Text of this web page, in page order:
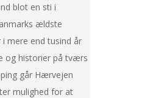
blot en sti i
ældste
mere end tusind år
og historier på tværs
går Hærvejen
mulighed for at